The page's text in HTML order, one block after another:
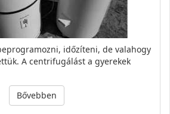
időzíteni, de valahogy
A centrifugálást a gyerekek
Bővebben